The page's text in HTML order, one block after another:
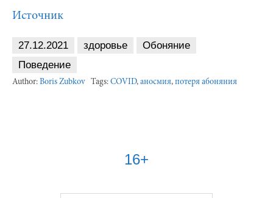
Источник
27.12.2021 здоровье
Обоняние
Поведение
Author: Boris Zubkov Tags: COVID, аносмия, потеря абоняния
16+